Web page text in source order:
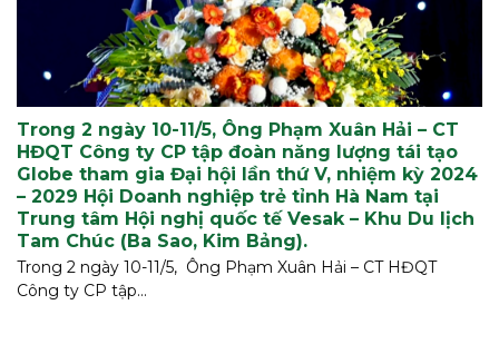
Trong 2 ngày 10-11/5, Ông Phạm Xuân Hải – CT
HĐQT Công ty CP tập đoàn năng lượng tái tạo
Globe tham gia Đại hội lần thứ V, nhiệm kỳ 2024
– 2029 Hội Doanh nghiệp trẻ tỉnh Hà Nam tại
Trung tâm Hội nghị quốc tế Vesak – Khu Du lịch
Tam Chúc (Ba Sao, Kim Bảng).
Trong 2 ngày 10-11/5, Ông Phạm Xuân Hải – CT HĐQT
Công ty CP tập...